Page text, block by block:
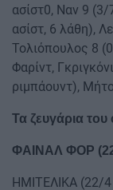
ασίστ0, Ναν 9 (3/
ασίστ, 6 λάθη),
Τολιόπουλος 8
Φαρίντ,
ριμπάουντ),
Τα ζευγάρια
ΦΑΙΝΑΛ ΦΟΡ
ΗΜΙΤΕΛΙΚΑ (22/